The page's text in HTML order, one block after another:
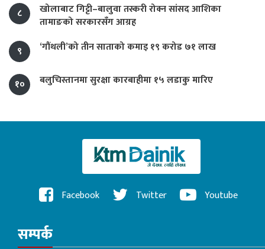
८
खोलाबाट गिट्टी–बालुवा तस्करी रोक्न सांसद आशिका
तामाङको सरकारसँग आग्रह
९
‘गौंथली’को तीन साताको कमाइ १९ करोड ७१ लाख
१० बलुचिस्तानमा सुरक्षा कारबाहीमा १५ लडाकु मारिए
Facebook Twitter Youtube
सम्पर्क